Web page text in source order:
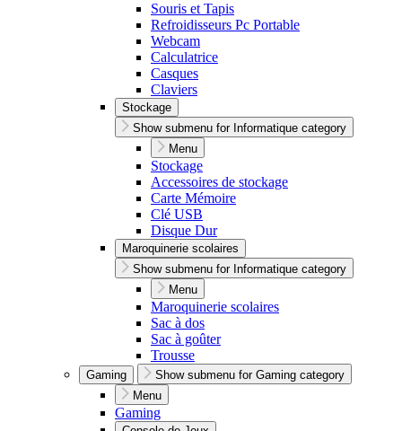
Souris et Tapis
Refroidisseurs Pc Portable
Webcam
Calculatrice
Casques
Claviers
Stockage
Show submenu for Informatique category
Menu
Stockage
Accessoires de stockage
Carte Mémoire
Clé USB
Disque Dur
Maroquinerie scolaires
Show submenu for Informatique category
Menu
Maroquinerie scolaires
Sac à dos
Sac à goûter
Trousse
Gaming
Show submenu for Gaming category
Menu
Gaming